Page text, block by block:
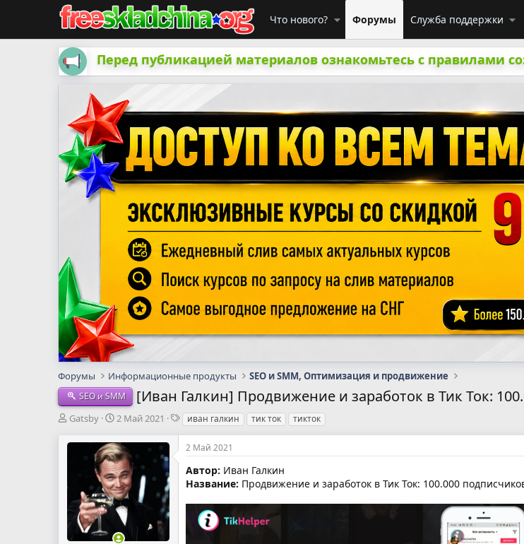
Что нового? Форумы Служба поддержки
Перед публикацией материалов ознакомьтесь с правилами
Форумы Информационные продукты SEO и SMM, Оптимизация и продвижение
SEO и SMM [Иван Галкин] Продвижение и заработок в Тик Ток:
А
т
м
Gatsby
Д
т
а
н
а
ч
а
л
а
2 Май 2021
Т
и
иван галкин тик ток тикток
2 Май 2021
Автор: Иван Галкин
Название: Продвижение и заработок в Тик Ток: 100.000